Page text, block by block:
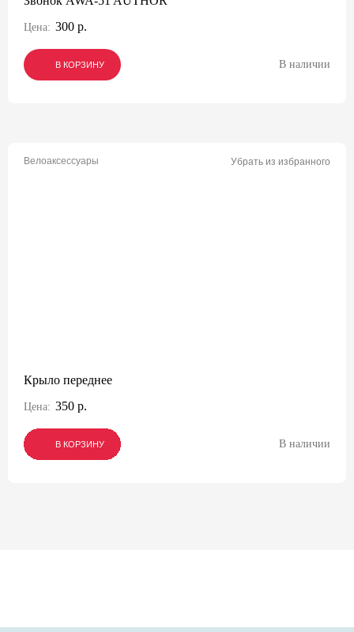
Цена: 300 р.
В КОРЗИНУ
В КОРЗИНУ
В КОРЗИНУ В наличии
Велоаксессуары Убрать из избранного
Крыло переднее
Цена: 350 р.
В КОРЗИНУ
В КОРЗИНУ
В КОРЗИНУ В наличии